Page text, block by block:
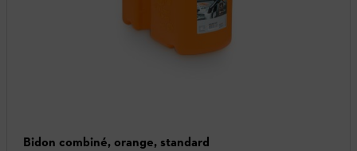
Bidon combiné, orange, standard